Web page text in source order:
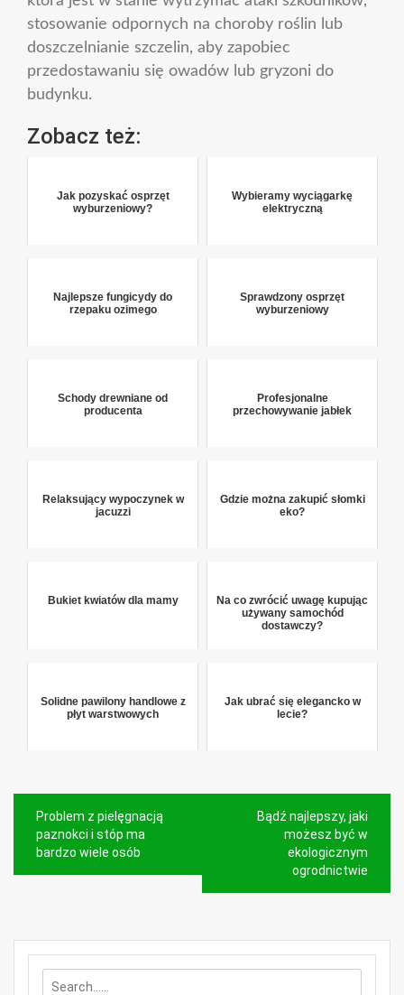
stosowanie odpornych na choroby roślin lub
doszczelnianie szczelin, aby zapobiec
przedostawaniu się owadów lub gryzoni do
budynku.
Zobacz też:
Jak pozyskać osprzęt
wyburzeniowy?
Wybieramy wyciągarkę
elektryczną
Najlepsze fungicydy do
rzepaku ozimego
Sprawdzony osprzęt
wyburzeniowy
Schody drewniane od
producenta
Profesjonalne
przechowywanie jabłek
Relaksujący wypoczynek w
jacuzzi
Gdzie można zakupić słomki
eko?
Bukiet kwiatów dla mamy
Na co zwrócić uwagę kupując
używany samochód
dostawczy?
Solidne pawilony handlowe z
płyt warstwowych
Jak ubrać się elegancko w
lecie?
Nawigacja
wpisu
Problem z pielęgnacją
paznokci i stóp ma
bardzo wiele osób
Bądź najlepszy, jaki
możesz być w
ekologicznym
ogrodnictwie